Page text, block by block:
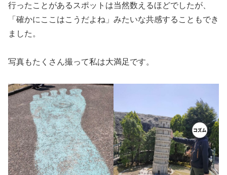
行ったことがあるスポットは当然数えるほどでしたが、
「確かにここはこうだよね」みたいな共感することもでき
ました。
写真もたくさん撮って私は大満足です。